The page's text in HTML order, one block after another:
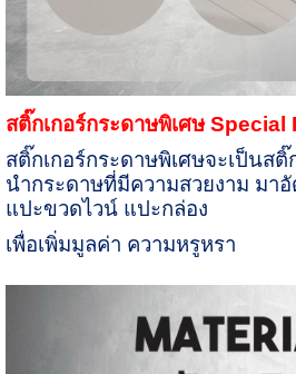
สติ๊กเกอร์กระดาษพิเศษSpecial
สติ๊กเกอร์กระดาษพิเศษจะเป็นสติ๊
นำกระดาษที่มีความสวยงาม มาอั
แปะขวดไวน์ แปะกล่อง
เพื่อเพิ่มมูลค่า ความหรูหรา